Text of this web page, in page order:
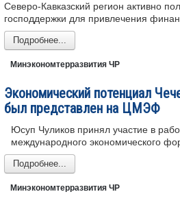
Северо-Кавказский регион активно
господдержки для привлечения
Подробнее...
Минэкономтерразвития ЧР
Экономический потенциал
был представлен на ЦМЭФ
Юсуп Чуликов принял участие в
международного экономического
Подробнее...
Минэкономтерразвития ЧР